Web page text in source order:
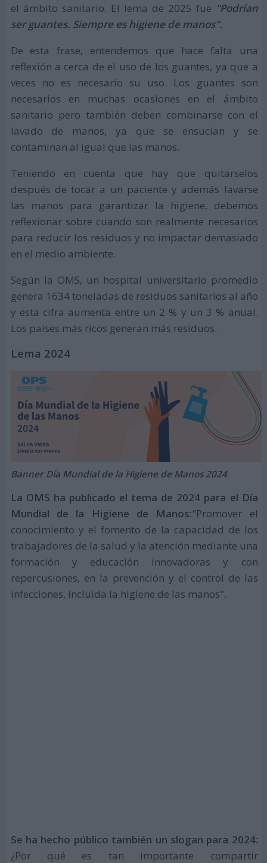
el ámbito sanitario. El lema de 2025 fue "Podrían
ser guantes. Siempre es higiene de manos".
De esta frase, entendemos que hace falta una
reflexión a cerca de el uso de los guantes, ya que a
veces no es necesario su uso. Los guantes son
necesarios en muchas ocasiones en el ámbito
sanitario pero también deben combinarse con el
lavado de manos, ya que se ensucian y se
contaminan al igual que las manos.
Teniendo en cuenta que hay que quitarselos
después de tocar a un paciente y además lavarse
las manos para garantizar la higiene, debemos
reflexionar sobre cuando son realmente necesarios
para reducir los residuos y no impactar demasiado
en el medio ambiente.
Según la OMS, un hospital universitario promedio
genera 1634 toneladas de residuos sanitarios al año
y esta cifra aumenta entre un 2 % y un 3 % anual.
Los países más ricos generan más residuos.
Lema 2024
Banner Día Mundial de la Higiene de Manos 2024
La OMS ha publicado el tema de 2024 para el Día
Mundial de la Higiene de Manos:"Promover el
conocimiento y el fomento de la capacidad de los
trabajadores de la salud y la atención mediante una
formación y educación innovadoras y con
repercusiones, en la prevención y el control de las
infecciones, incluida la higiene de las manos".
Se ha hecho público también un slogan para 2024:
¿Por qué es tan importante compartir